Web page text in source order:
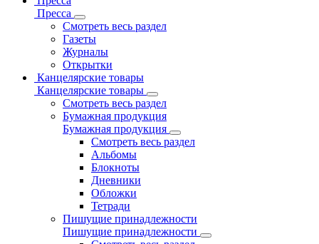
Пресса
Смотреть весь раздел
Газеты
Журналы
Открытки
Канцелярские товары
Канцелярские товары
Смотреть весь раздел
Бумажная продукция
Бумажная продукция
Смотреть весь раздел
Альбомы
Блокноты
Дневники
Обложки
Тетради
Пишущие принадлежности
Пишущие принадлежности